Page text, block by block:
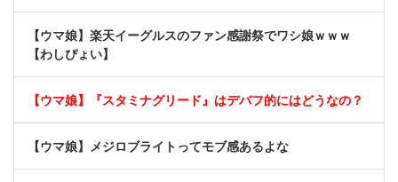
【ウマ娘】楽天イーグルスのファン感謝祭でワシ娘ｗｗｗ
【わしぴょい】
【ウマ娘】『スタミナグリード』はデバフ的にはどうなの？
【ウマ娘】メジロブライトってモブ感あるよな